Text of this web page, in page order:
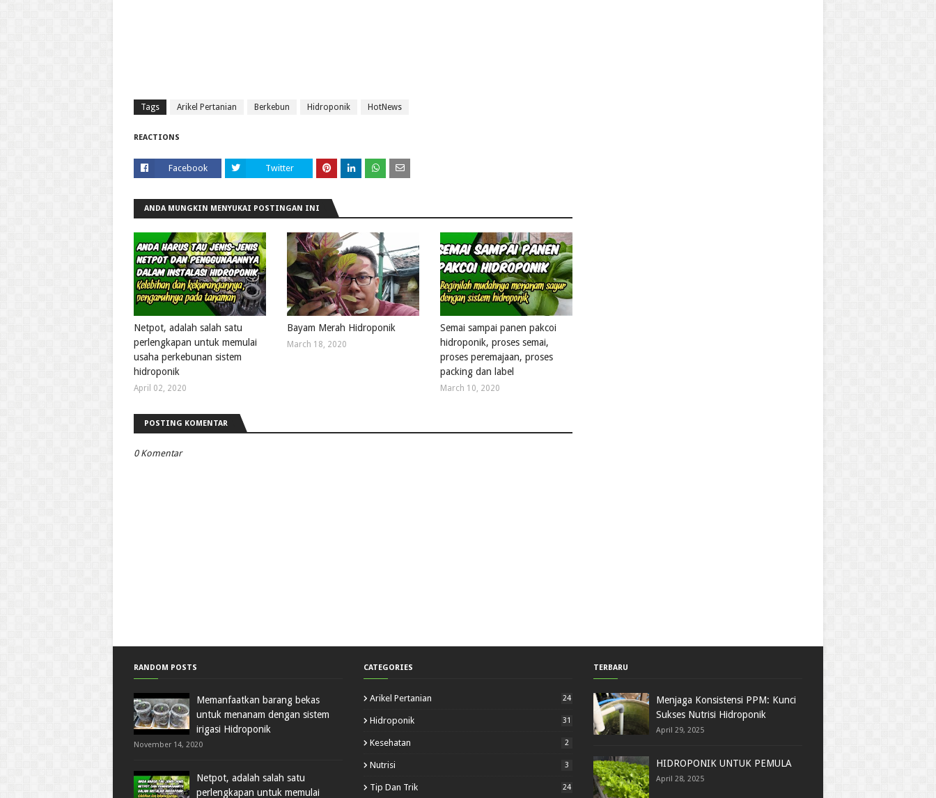
Tags Arikel Pertanian Berkebun Hidroponik HotNews
REACTIONS
Facebook Twitter
ANDA MUNGKIN MENYUKAI POSTINGAN INI
Netpot, adalah salah satu
perlengkapan untuk memulai
usaha perkebunan sistem
hidroponik
April 02, 2020
Bayam Merah Hidroponik
March 18, 2020
Semai sampai panen pakcoi
hidroponik, proses semai,
proses peremajaan, proses
packing dan label
March 10, 2020
POSTING KOMENTAR
0 Komentar
RANDOM POSTS
Memanfaatkan barang bekas
untuk menanam dengan sistem
irigasi Hidroponik
November 14, 2020
Netpot, adalah salah satu
perlengkapan untuk memulai
CATEGORIES
Arikel Pertanian 24
Hidroponik 31
Kesehatan 2
Nutrisi 3
Tip Dan Trik 24
TERBARU
Menjaga Konsistensi PPM: Kunci
Sukses Nutrisi Hidroponik
April 29, 2025
HIDROPONIK UNTUK PEMULA
April 28, 2025